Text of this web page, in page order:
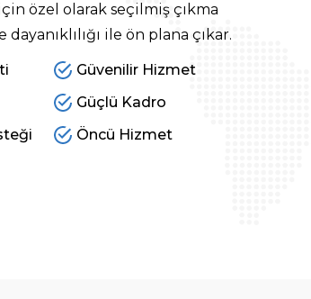
özel olarak seçilmiş çıkma
ile ön plana çıkar.
Güvenilir Hizmet
Güçlü Kadro
Öncü Hizmet